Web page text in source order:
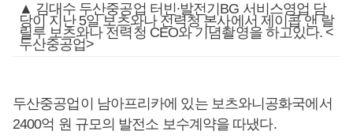
▲ 김대수 두산중공업 터빈∙발전기BG 서비스영업 담
당이 지난 5일 보츠와나 전력청 본사에서 제이콥 앤 랄
릴루 보츠와나 전력청 CEO와 기념촬영을 하고있다. <
두산중공업>
두산중공업이 남아프리카에 있는 보츠와니공화국에서
2400억 원 규모의 발전소 보수계약을 따냈다.